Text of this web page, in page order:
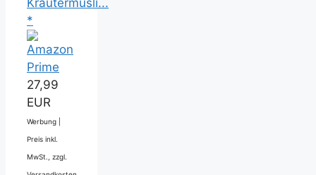
Kräutermüsli...
*
27,99
EUR
Werbung |
Preis inkl.
MwSt., zzgl.